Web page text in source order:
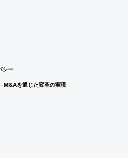
シー
を通じた変革の実現